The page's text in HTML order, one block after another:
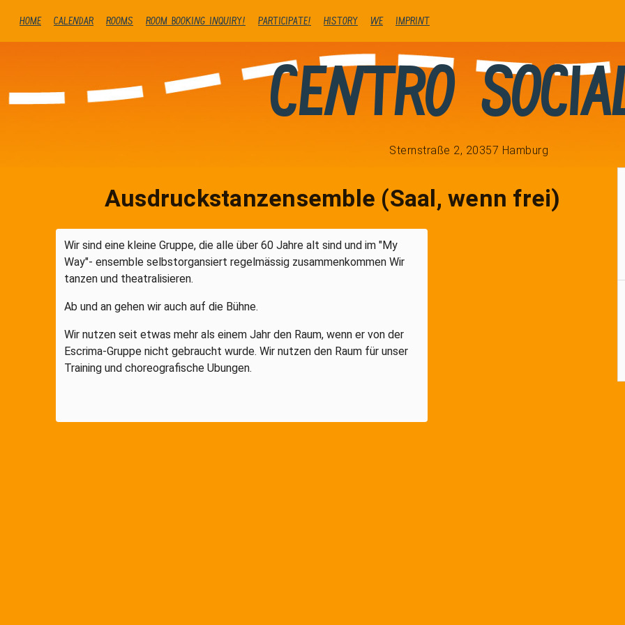
Home Calendar Rooms Room booking inquiry! Participate! history We Imprint
Centro
Sternstraße 2, 20357 Hamburg
Ausdruckstanzensemble (Saal, wenn frei)
Wir sind eine kleine Gruppe, die alle über 60 Jahre alt sind und im "My
Way"- ensemble selbstorgansiert regelmässig zusammenkommen Wir
tanzen und theatralisieren.
Ab und an gehen wir auch auf die Bühne.
Wir nutzen seit etwas mehr als einem Jahr den Raum, wenn er von der
Escrima-Gruppe nicht gebraucht wurde. Wir nutzen den Raum für unser
Training und choreografische Ubungen.